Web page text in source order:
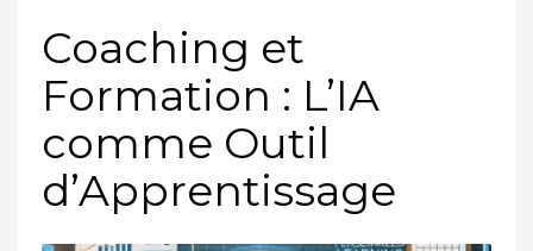
Coaching et
Formation : L’IA
comme Outil
d’Apprentissage